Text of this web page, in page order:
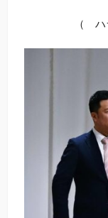
（ ハ